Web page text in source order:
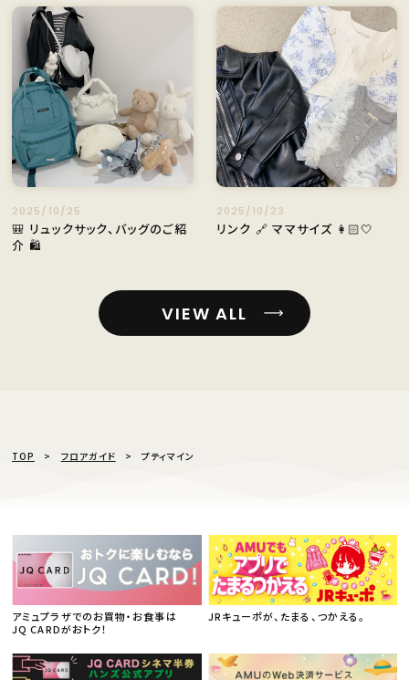
2025/10/25
🎒 リュックサック、バッグのご紹
介 🛍️
2025/10/23
リンク 🔗 ママサイズ 👩🏻🤍
VIEW ALL
TOP フロアガイド プティマイン
アミュプラザでのお買物・お食事は
JQ CARDがおトク！
JRキューポが、たまる、つかえる。